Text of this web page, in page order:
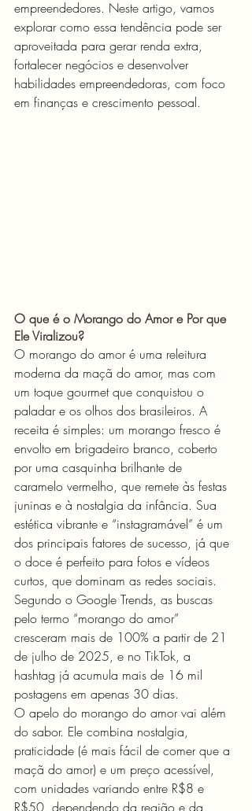
empreendedores. Neste artigo, vamos
explorar como essa tendência pode ser
aproveitada para gerar renda extra,
fortalecer negócios e desenvolver
habilidades empreendedoras, com foco
em finanças e crescimento pessoal.
O que é o Morango do Amor e Por que
Ele Viralizou?
O morango do amor é uma releitura
moderna da maçã do amor, mas com
um toque gourmet que conquistou o
paladar e os olhos dos brasileiros. A
receita é simples: um morango fresco é
envolto em brigadeiro branco, coberto
por uma casquinha brilhante de
caramelo vermelho, que remete às festas
juninas e à nostalgia da infância. Sua
estética vibrante e “instagramável” é um
dos principais fatores de sucesso, já que
o doce é perfeito para fotos e vídeos
curtos, que dominam as redes sociais.
Segundo o Google Trends, as buscas
pelo termo “morango do amor”
cresceram mais de 100% a partir de 21
de julho de 2025, e no TikTok, a
hashtag já acumula mais de 16 mil
postagens em apenas 30 dias.
O apelo do morango do amor vai além
do sabor. Ele combina nostalgia,
praticidade (é mais fácil de comer que a
maçã do amor) e um preço acessível,
com unidades variando entre R$8 e
R$50, dependendo da região e da